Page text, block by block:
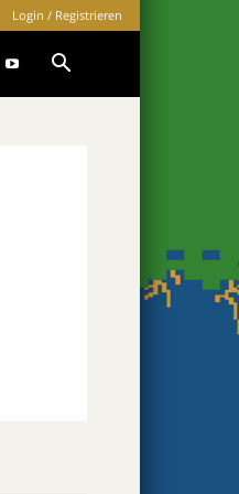
Login / Registrieren